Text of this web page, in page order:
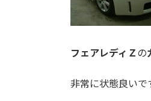
フェアレディＺ の
非常に状態良いで